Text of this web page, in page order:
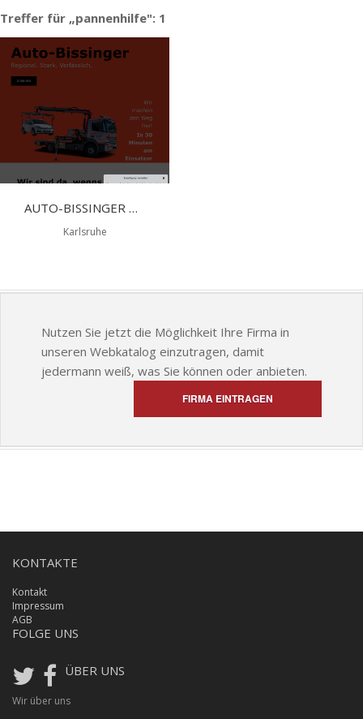
Treffer für „pannenhilfe": 1
AUTO-BISSINGER GMBH
Karlsruhe
Nutzen Sie jetzt die Möglichkeit Ihre Firma in
unseren Webkatalog einzutragen, damit
jedermann weiß, was Sie können oder anbieten.
FIRMA EINTRAGEN
KONTAKTE
Kontakt
Impressum
AGB
FOLGE UNS
ÜBER UNS
Wir über uns